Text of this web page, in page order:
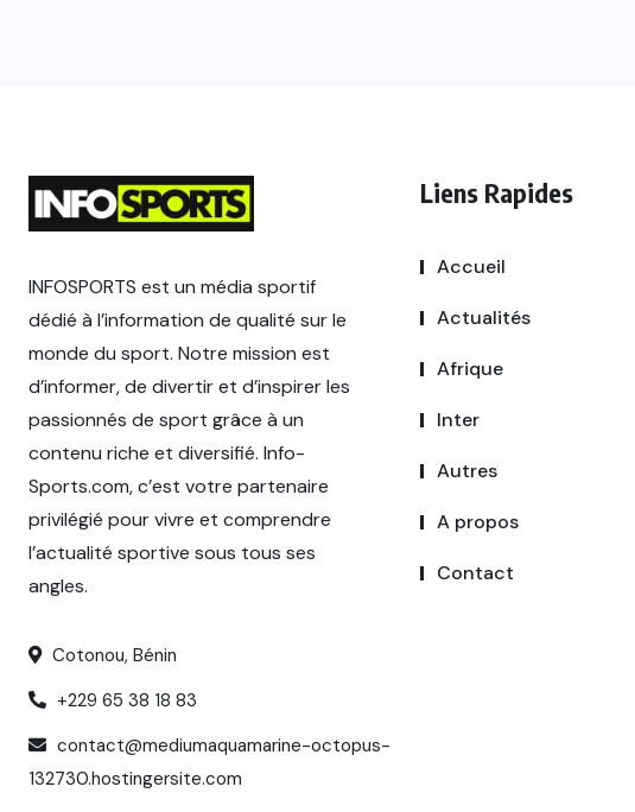
INFOSPORTS est un média sportif
dédié à l’information de qualité sur le
monde du sport. Notre mission est
d’informer, de divertir et d’inspirer les
passionnés de sport grâce à un
contenu riche et diversifié. Info-
Sports.com, c’est votre partenaire
privilégié pour vivre et comprendre
l’actualité sportive sous tous ses
angles.
Cotonou, Bénin
+229 65 38 18 83
contact@mediumaquamarine-octopus-
132730.hostingersite.com
Liens Rapides
Accueil
Actualités
Afrique
Inter
Autres
A propos
Contact